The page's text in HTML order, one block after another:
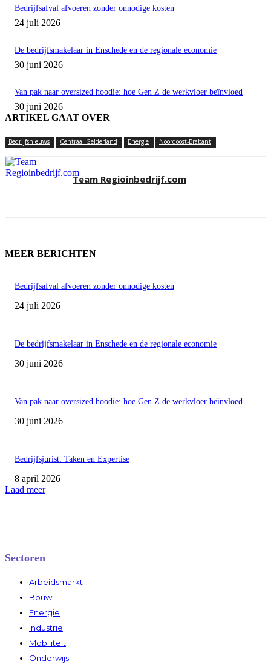
Bedrijfsafval afvoeren zonder onnodige kosten
24 juli 2026
De bedrijfsmakelaar in Enschede en de regionale economie
30 juni 2026
Van pak naar oversized hoodie: hoe Gen Z de werkvloer beïnvloed
30 juni 2026
ARTIKEL GAAT OVER
Bedrijfsnieuws Centraal Gelderland Energie Noordoost-Brabant
Team Regioinbedrijf.com
MEER BERICHTEN
Bedrijfsafval afvoeren zonder onnodige kosten
24 juli 2026
De bedrijfsmakelaar in Enschede en de regionale economie
30 juni 2026
Van pak naar oversized hoodie: hoe Gen Z de werkvloer beïnvloed
30 juni 2026
Bedrijfsjurist: Taken en Expertise
8 april 2026
Laad meer
Sectoren
Arbeidsmarkt
Bouw
Energie
Industrie
Mobiliteit
Onderwijs